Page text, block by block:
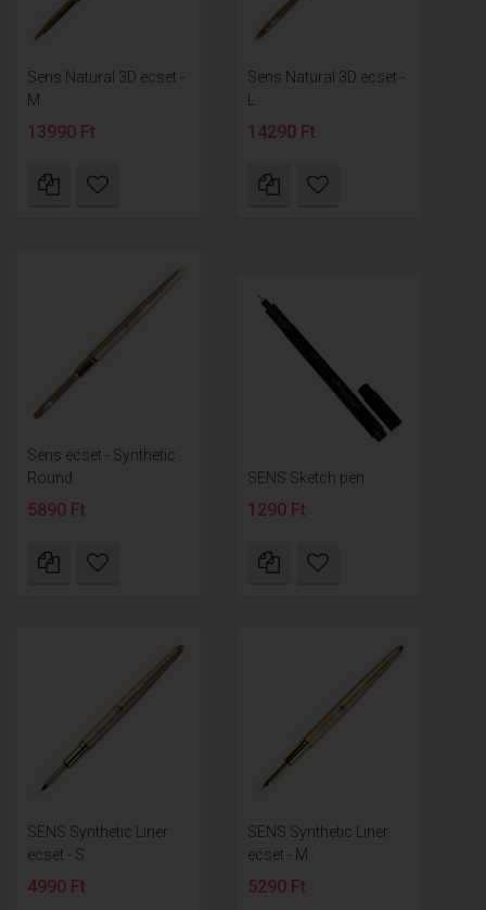
Sens Natural 3D ecset -
M
13990 Ft
Sens Natural 3D ecset -
14290 Ft
Sens ecset - Synthetic
Round
5890 Ft
SENS Sketch pen
1290 Ft
SENS Synthetic Liner
ecset - S
4990 Ft
SENS Synthetic Liner
ecset - M
5290 Ft